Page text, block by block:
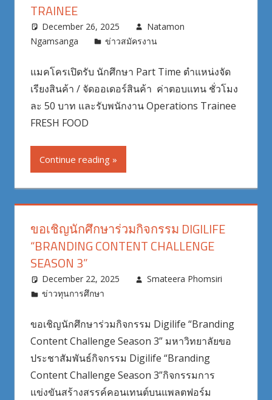
TRAINEE
December 26, 2025
Natamon
Ngamsanga
ข่าวสมัครงาน
แมคโครเปิดรับ นักศึกษา Part Time ตำแหน่งจัด
เรียงสินค้า / จัดออเดอร์สินค้า ค่าตอบแทน ชั่วโมง
ละ 50 บาท และรับพนักงาน Operations Trainee
FRESH FOOD
Continue reading
ขอเชิญนักศึกษาร่วมกิจกรรม DIGILIFE
“BRANDING CONTENT CHALLENGE
SEASON 3”
December 22, 2025
Smateera Phomsiri
ข่าวทุนการศึกษา
ขอเชิญนักศึกษาร่วมกิจกรรม Digilife “Branding
Content Challenge Season 3” มหาวิทยาลัยขอ
ประชาสัมพันธ์กิจกรรม Digilife “Branding
Content Challenge Season 3”กิจกรรมการ
แข่งขันสร้างสรรค์คอนเทนต์บนแพลตฟอร์ม